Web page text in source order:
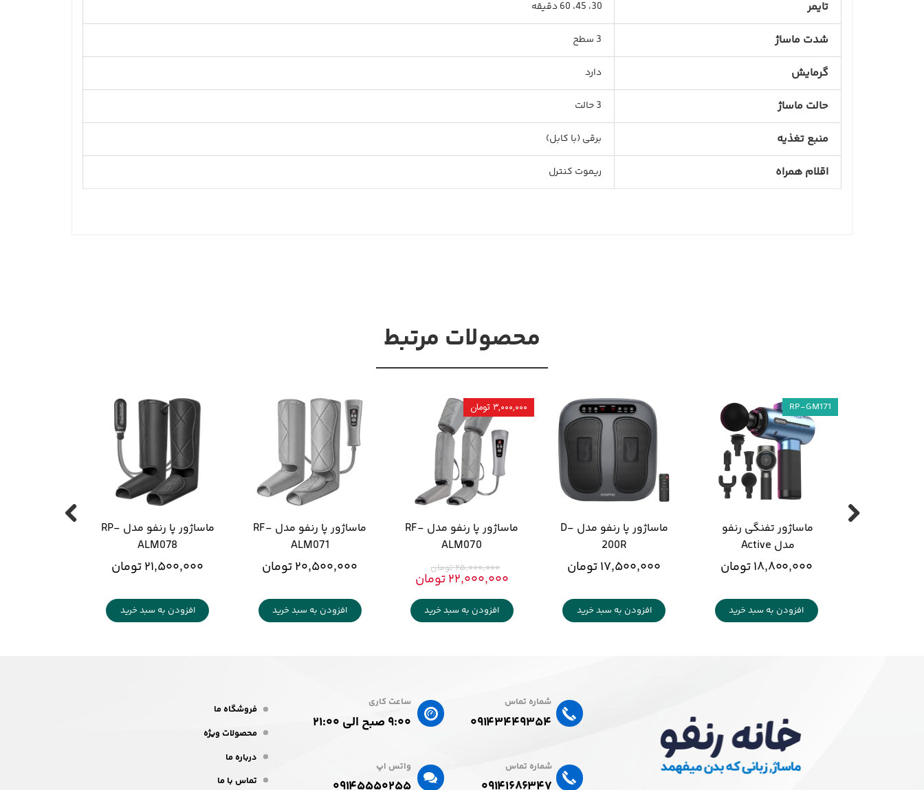
تایمر 30، 45، 60 دقیقه
شدت ماساژ 3 سطح
گرمایش دارد
حالت ماساژ 3 حالت
منبع تغذیه برقی (با کابل)
اقلام همراه ریموت کنترل
ماساژور پا رنفو مدل RP-
ALM078
۲۱,۵۰۰,۰۰۰ تومان
افزودن به سبد خرید
ماساژور پا رنفو مدل RF-
ALM071
۲۰,۵۰۰,۰۰۰ تومان
افزودن به سبد خرید
ماساژور پا رنفو مدل RF-
ALM070
۲۵,۰۰۰,۰۰۰ تومان
۲۲,۰۰۰,۰۰۰ تومان
افزودن به سبد خرید
۳,۰۰۰,۰۰۰ تومان
ماساژور پا رنفو مدل D-
200R
۱۷,۵۰۰,۰۰۰ تومان
افزودن به سبد خرید
ماساژور تفنگی رنفو
مدل Active
۱۸,۸۰۰,۰۰۰ تومان
افزودن به سبد خرید
RP-GM171
محصولات مرتبط
فروشگاه ما
محصولات ویژه
درباره ما
تماس با ما
۰۹۱۴۳۴۴۹۳۵۴
شماره تماس
شماره تماس
ساعت کاری
۹:۰۰ صبح الی ۲۱:۰۰
واتس اپ